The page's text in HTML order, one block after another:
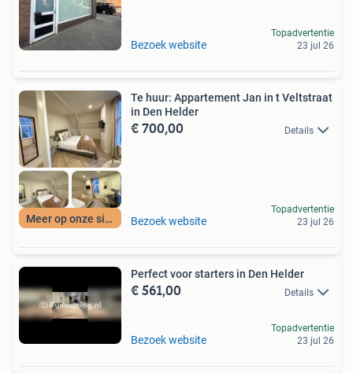
Bezoek website
Topadvertentie
23 jul 26
Meer op onze site
Te huur: Appartement Jan in t Veltstraat
in Den Helder
€ 700,00 Details
Bezoek website
Topadvertentie
23 jul 26
Perfect voor starters in Den Helder
€ 561,00 Details
Bezoek website
Topadvertentie
23 jul 26